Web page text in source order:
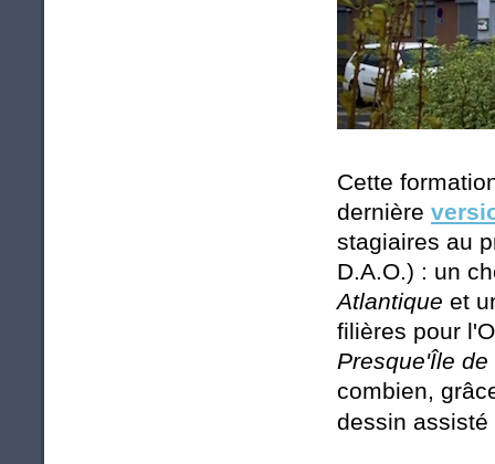
Cette
dernière
stagiaires au
D.A.O.) : un
Atlantique et
filières pour
Presque'Île
combien,
dessin